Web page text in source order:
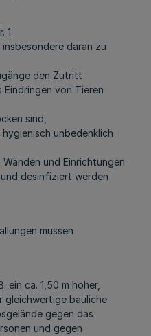
1:
daran zu
den Zutritt
von Tieren
sind,
unbedenklich
und Einrichtungen
desinfiziert werden
müssen
ein ca. 1,50 m hoher,
gleichwertige bauliche
gegen das
und gegen